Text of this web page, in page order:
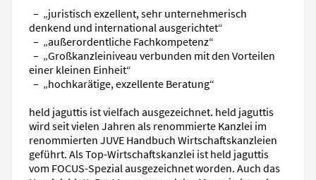
– „juristisch exzellent, sehr unternehmerisch
denkend und international ausgerichtet“
– „außerordentliche Fachkompetenz“
– „Großkanzleiniveau verbunden mit den Vorteilen
einer kleinen Einheit“
– „hochkarätige, exzellente Beratung“
held jaguttis ist vielfach ausgezeichnet. held jaguttis
wird seit vielen Jahren als renommierte Kanzlei im
renommierten JUVE Handbuch Wirtschaftskanzleien
geführt. Als Top-Wirtschaftskanzlei ist held jaguttis
vom FOCUS-Spezial ausgezeichnet worden. Auch das